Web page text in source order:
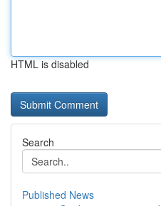
HTML is disabled
Search
Published News